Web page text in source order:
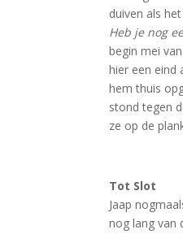
duiven als
Heb je nog
begin mei
hier een eind
hem thuis
stond tegen
ze op de
Tot Slot
Jaap
nog lang van